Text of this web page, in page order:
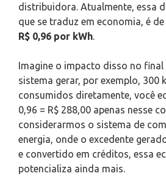
distribuidora. Atualmente, essa
que se traduz em economia, é
R$ 0,96 por kWh
Imagine o impacto disso no final
sistema gerar, por exemplo, 300
consumidos diretamente, você
0,96 = R$ 288,00 apenas nesse
considerarmos o sistema de
energia, onde o excedente
e convertido em créditos, essa
potencializa ainda mais.